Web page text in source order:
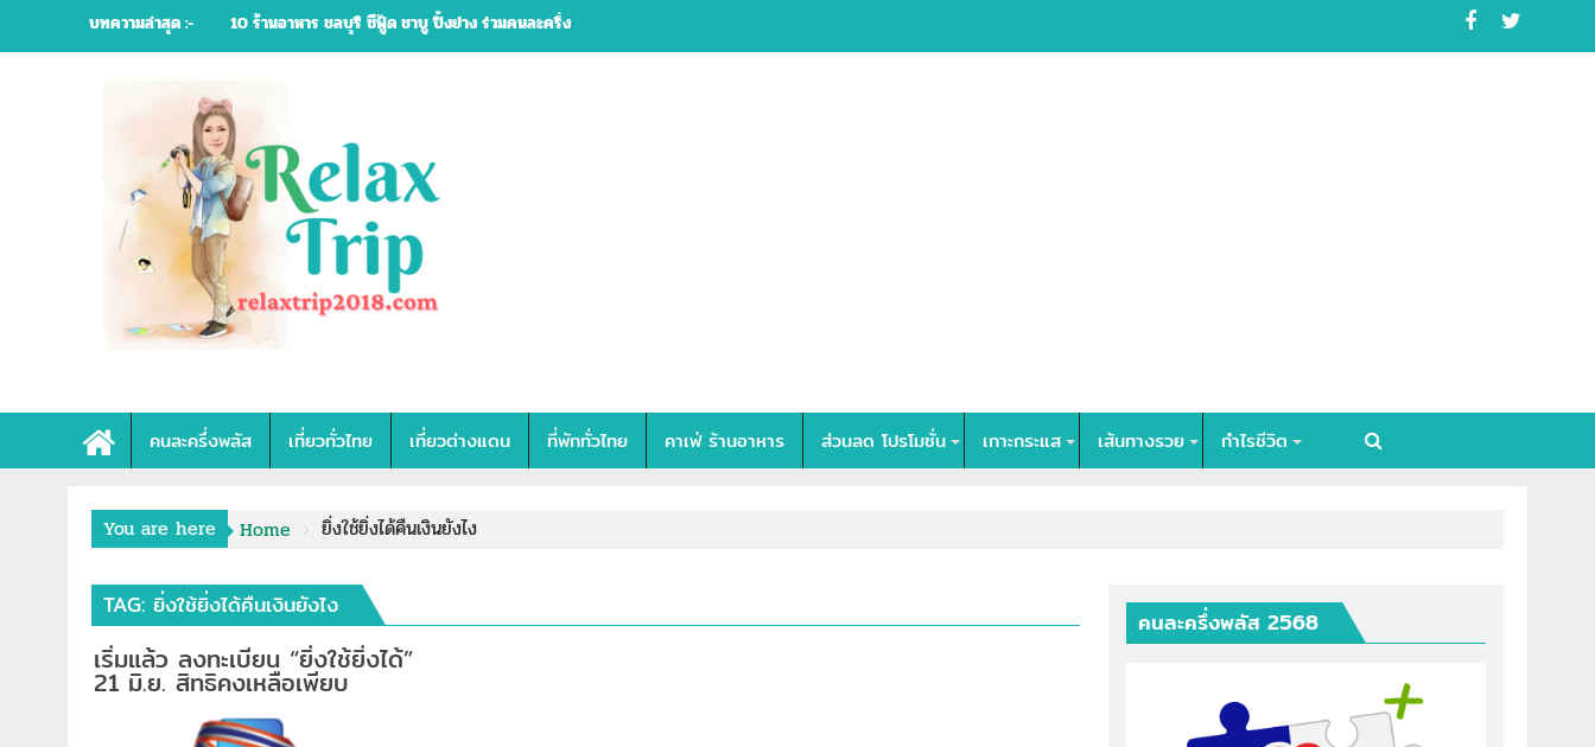
บทความล่าสุด :- 10 ร้านอาหาร ชลบุรี ซีฟู้ด ชาบู ปิ้งย่าง ร่วมคนละครึ่ง
คนละครึ่งพลัส เที่ยวทั่วไทย เที่ยวต่างแดน ที่พักทั่วไทย คาเฟ่ ร้านอาหาร ส่วนลด โปรโมชั่น เกาะกระแส เส้นทางรวย กำไรชีวิต
You are here Home ยิ่งใช้ยิ่งได้คืนเงินยังไง
TAG: ยิ่งใช้ยิ่งได้คืนเงินยังไง
เริ่มแล้ว ลงทะเบียน “ยิ่งใช้ยิ่งได้”
21 มิ.ย. สิทธิคงเหลือเพียบ
คนละครึ่งพลัส 2568